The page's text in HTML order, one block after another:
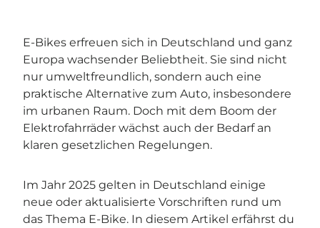
Support
E-Bikes erfreuen sich in Deutschland und ganz
Europa wachsender Beliebtheit. Sie sind nicht
nur umweltfreundlich, sondern auch eine
praktische Alternative zum Auto, insbesondere
im urbanen Raum. Doch mit dem Boom der
Elektrofahrräder wächst auch der Bedarf an
klaren gesetzlichen Regelungen.
Im Jahr 2025 gelten in Deutschland einige
neue oder aktualisierte Vorschriften rund um
das Thema E-Bike. In diesem Artikel erfährst du